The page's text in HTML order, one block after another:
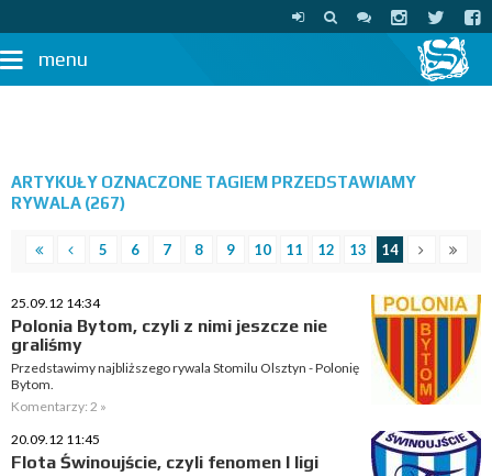
menu
ARTYKUŁY OZNACZONE TAGIEM PRZEDSTAWIAMY
RYWALA (267)
5 6 7 8 9 10 11 12 13 14
25.09.12 14:34
Polonia Bytom, czyli z nimi jeszcze nie
graliśmy
Przedstawimy najbliższego rywala Stomilu Olsztyn - Polonię
Bytom.
Komentarzy: 2 »
20.09.12 11:45
Flota Świnoujście, czyli fenomen I ligi